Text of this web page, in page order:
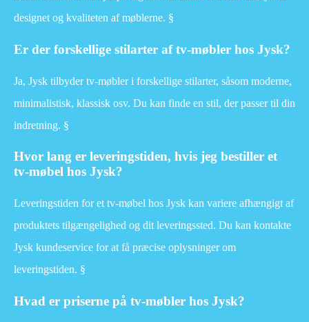
designet og kvaliteten af møblerne. §
Er der forskellige stilarter af tv-møbler hos Jysk?
Ja, Jysk tilbyder tv-møbler i forskellige stilarter, såsom moderne,
minimalistisk, klassisk osv. Du kan finde en stil, der passer til din
indretning. §
Hvor lang er leveringstiden, hvis jeg bestiller et
tv-møbel hos Jysk?
Leveringstiden for et tv-møbel hos Jysk kan variere afhængigt af
produktets tilgængelighed og dit leveringssted. Du kan kontakte
Jysk kundeservice for at få præcise oplysninger om
leveringstiden. §
Hvad er priserne på tv-møbler hos Jysk?